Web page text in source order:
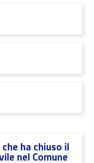
ha chiuso il
nel Comune